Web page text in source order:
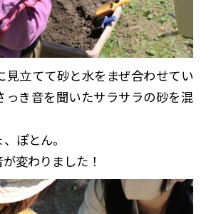
見立てて砂と水をまぜ合わせてい
っき音を聞いたサラサラの砂を混
ぽとん。
変わりました！